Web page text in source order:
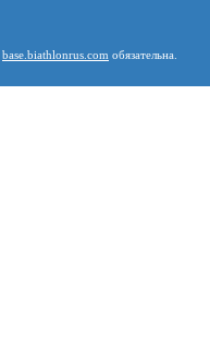
base.biathlonrus.com обязательна.